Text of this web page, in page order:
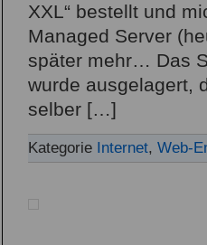
XXL“ bestellt und
Managed Server
später mehr… Das
wurde ausgelagert,
selber […]
Kategorie Internet, Web-